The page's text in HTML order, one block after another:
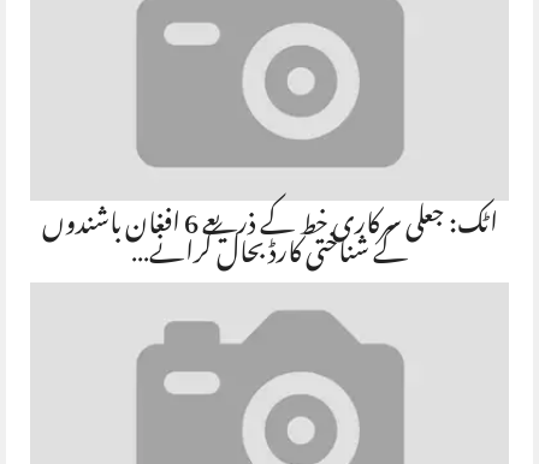
اٹک: جعلی سرکاری خط کے ذریعے 6 افغان باشندوںکے شناختی کارڈ بحال کرانے…